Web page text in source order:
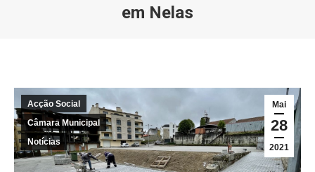
em Nelas
Mai
28
2021
Acção Social
Câmara Municipal
Notícias